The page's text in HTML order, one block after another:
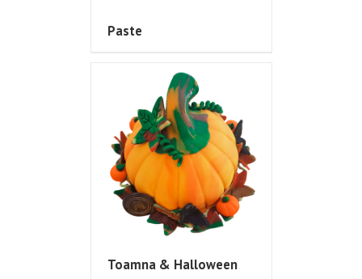
Paste
Toamna & Halloween